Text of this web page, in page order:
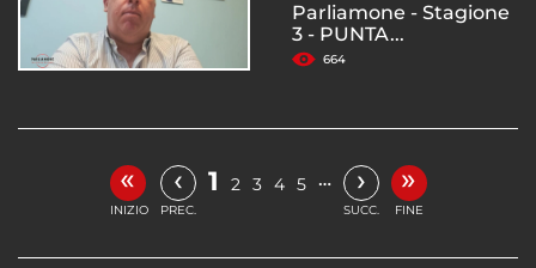
Parliamone - Stagione
3 - PUNTA...
664
«
INIZIO
‹
PREC.
1 2 3 4 5 … ›
SUCC.
»
FINE